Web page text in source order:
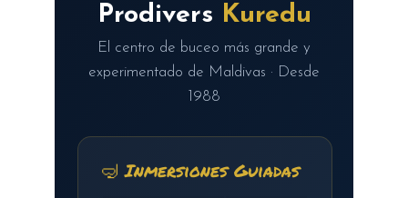
Prodivers Kuredu
El centro de buceo más grande y
experimentado de Maldivas · Desde
1988
🤿 Inmersiones Guiadas